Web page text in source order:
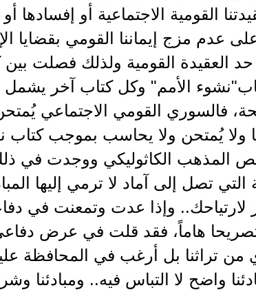
القومية الاجتماعية أو إفسادها أو
عدم مزج إيماننا القومي بقضايا
العقيدة القومية ولذلك فصلت بين
الأمم" وكل كتاب آخر
فالسوري القومي الاجتماعي
ولا يُمتحن ولا يحاسب بموجب كتاب
المذهب الكاثوليكي ووجدت في
تصل إلى آماد لا ترمي إليها
لارتياحك.. وإذا عدت وتمعنت في
هاماً، فقد قلت في عرض
من تراثنا بل أرغب في المحافظة
واضح لا التباس فيه.. ومبادئنا